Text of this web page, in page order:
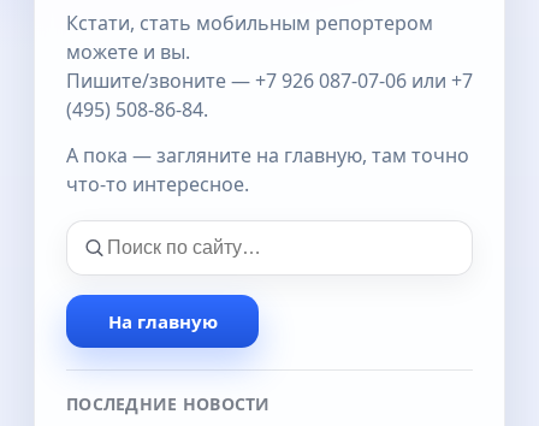
Кстати, стать мобильным репортером
можете и вы.
Пишите/звоните — +7 926 087-07-06 или +7
(495) 508-86-84.
А пока — загляните на главную, там точно
что-то интересное.
На главную
ПОСЛЕДНИЕ НОВОСТИ